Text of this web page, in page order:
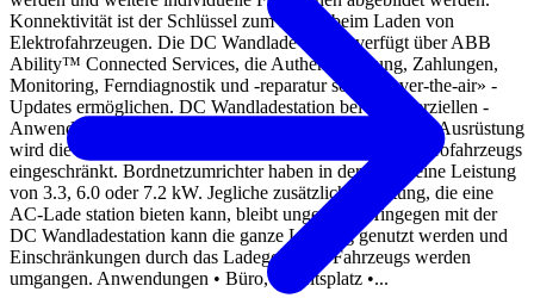
Konnektivität ist der Schlüssel zum Erfolg beim ­Laden von
Elektrofahrzeugen. Die DC Wandlade­ station verfügt über ABB
Ability™ Connected Services, die ­Authentifizierung, Zahlungen,
Monitoring, Fern­diagnostik und -reparatur sowie «over-the-air» ­
Updates ermöglichen. DC Wandladestation bei kommerziellen ­
Anwendungen die bessere Wahl Beim Aufladen mit AC-Ausrüstung
wird die Lade­ leistung oft durch das Ladegerät des Elektrofahrzeugs
eingeschränkt. Bordnetzumrichter haben in der Regel eine Leistung
von 3.3, 6.0 oder 7.2 kW. ­Jegliche zusätzliche Leistung, die eine
AC-­Lade­ station bieten kann, bleibt ungenutzt. Hingegen mit der
DC Wandladestation kann die ganze Leistung genutzt werden und
Einschränkungen durch das Ladegerät des Fahrzeugs werden
umgangen. Anwendungen • Büro, Arbeitsplatz •...